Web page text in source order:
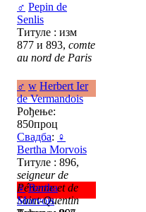
♂ Pepin de
Senlis
Титуле : изм
877 и 893, comte
au nord de Paris
♂ w Herbert Ier
de Vermandois
Рођење:
850проц
Свадба: ♀
Bertha Morvois
Титуле : 896,
seigneur de
Péronne et de
Saint-Quentin
♀ Bertha
Morvois